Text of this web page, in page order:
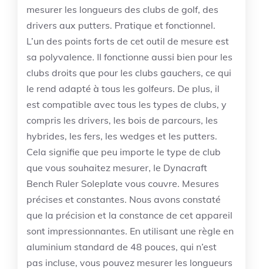
mesurer les longueurs des clubs de golf, des
drivers aux putters. Pratique et fonctionnel.
L’un des points forts de cet outil de mesure est
sa polyvalence. Il fonctionne aussi bien pour les
clubs droits que pour les clubs gauchers, ce qui
le rend adapté à tous les golfeurs. De plus, il
est compatible avec tous les types de clubs, y
compris les drivers, les bois de parcours, les
hybrides, les fers, les wedges et les putters.
Cela signifie que peu importe le type de club
que vous souhaitez mesurer, le Dynacraft
Bench Ruler Soleplate vous couvre. Mesures
précises et constantes. Nous avons constaté
que la précision et la constance de cet appareil
sont impressionnantes. En utilisant une règle en
aluminium standard de 48 pouces, qui n’est
pas incluse, vous pouvez mesurer les longueurs